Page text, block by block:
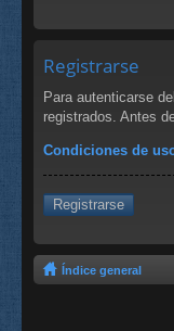
Registrarse
Para autenticarse
registrados. Antes
Condiciones de
Registrarse
Índice general